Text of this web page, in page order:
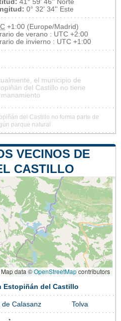
41° 59' 46'' Norte
0° 32' 34'' Este
+1:00 (Europe/Madrid)
de verano : UTC +2:00
de invierno : UTC +1:00
el municipio de
del Castillo no tiene
del Castillo no forma parte de
parque natural
VECINOS DE
CASTILLO
Map data ©OpenStreetMapcontributors
Estopiñán del Castillo
de Calasanz Tolva